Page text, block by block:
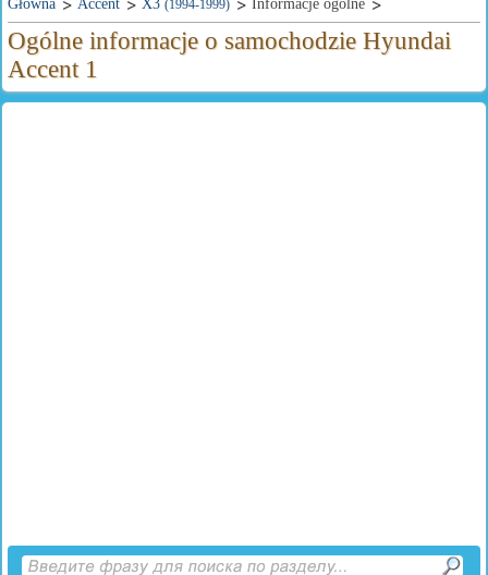
Główna Accent X3 (1994-1999) Informacje ogólne
Ogólne informacje o samochodzie Hyundai
Accent 1